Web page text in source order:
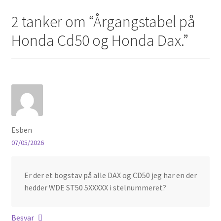
2 tanker om “Årgangstabel på
Honda Cd50 og Honda Dax.”
Esben
07/05/2026
Er der et bogstav på alle DAX og CD50 jeg har en der
hedder WDE ST50 5XXXXX i stelnummeret?
Besvar